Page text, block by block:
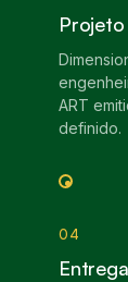
Projeto
ART
definido.
04
Entrega